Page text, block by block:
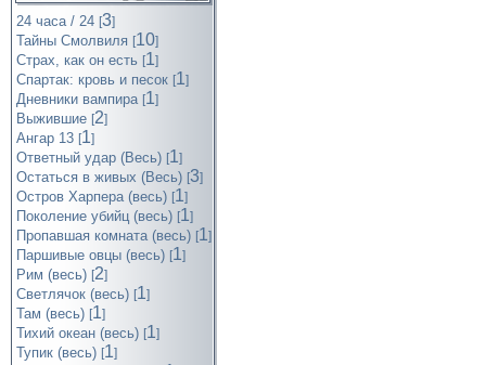
24 часа / 24 [3]
Тайны Смолвиля [10]
Страх, как он есть [1]
Спартак: кровь и песок [1]
Дневники вампира [1]
Выжившие [2]
Ангар 13 [1]
Ответный удар (Весь) [1]
Остаться в живых (Весь) [3]
Остров Харпера (весь) [1]
Поколение убийц (весь) [1]
Пропавшая комната (весь) [1]
Паршивые овцы (весь) [1]
Рим (весь) [2]
Светлячок (весь) [1]
Там (весь) [1]
Тихий океан (весь) [1]
Тупик (весь) [1]